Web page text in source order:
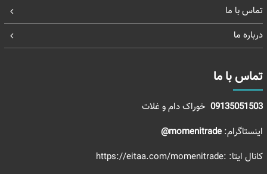
تماس با ما
درباره ما
تماس با ما
09135051503خوراک دام و غلات
اینستاگرام: momenitrade@
کانال ایتا: :https://eitaa.com/momenitrade